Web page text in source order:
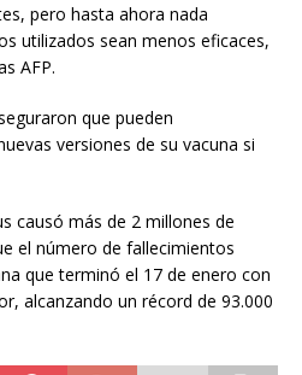
pero hasta ahora nada
utilizados sean menos eficaces,
AFP.
que pueden
versiones de su vacuna si
causó más de 2 millones de
el número de fallecimientos
que terminó el 17 de enero con
alcanzando un récord de 93.000